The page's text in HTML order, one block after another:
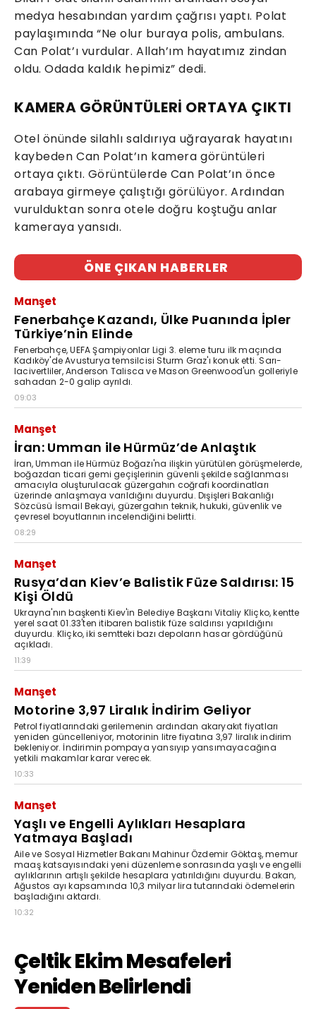
medya hesabından yardım çağrısı yaptı. Polat
paylaşımında “Ne olur buraya polis, ambulans.
Can Polat’ı vurdular. Allah’ım hayatımız zindan
oldu. Odada kaldık hepimiz” dedi.
KAMERA GÖRÜNTÜLERİ ORTAYA ÇIKTI
Otel önünde silahlı saldırıya uğrayarak hayatını
kaybeden Can Polat’ın kamera görüntüleri
ortaya çıktı. Görüntülerde Can Polat’ın önce
arabaya girmeye çalıştığı görülüyor. Ardından
vurulduktan sonra otele doğru koştuğu anlar
kameraya yansıdı.
ÖNE ÇIKAN HABERLER
Manşet
Fenerbahçe Kazandı, Ülke Puanında İpler
Türkiye’nin Elinde
Fenerbahçe, UEFA Şampiyonlar Ligi 3. eleme turu ilk maçında
Kadıköy'de Avusturya temsilcisi Sturm Graz'ı konuk etti. Sarı-
lacivertliler, Anderson Talisca ve Mason Greenwood'un golleriyle
sahadan 2-0 galip ayrıldı.
09:03
Manşet
İran: Umman ile Hürmüz’de Anlaştık
İran, Umman ile Hürmüz Boğazı'na ilişkin yürütülen görüşmelerde,
boğazdan ticari gemi geçişlerinin güvenli şekilde sağlanması
amacıyla oluşturulacak güzergahın coğrafi koordinatları
üzerinde anlaşmaya varıldığını duyurdu. Dışişleri Bakanlığı
Sözcüsü İsmail Bekayi, güzergahın teknik, hukuki, güvenlik ve
çevresel boyutlarının incelendiğini belirtti.
08:29
Manşet
Rusya’dan Kiev’e Balistik Füze Saldırısı: 15
Kişi Öldü
Ukrayna'nın başkenti Kiev'in Belediye Başkanı Vitaliy Kliçko, kentte
yerel saat 01.33'ten itibaren balistik füze saldırısı yapıldığını
duyurdu. Kliçko, iki semtteki bazı depoların hasar gördüğünü
açıkladı.
11:39
Manşet
Motorine 3,97 Liralık İndirim Geliyor
Petrol fiyatlarındaki gerilemenin ardından akaryakıt fiyatları
yeniden güncelleniyor, motorinin litre fiyatına 3,97 liralık indirim
bekleniyor. İndirimin pompaya yansıyıp yansımayacağına
yetkili makamlar karar verecek.
10:33
Manşet
Yaşlı ve Engelli Aylıkları Hesaplara
Yatmaya Başladı
Aile ve Sosyal Hizmetler Bakanı Mahinur Özdemir Göktaş, memur
maaş katsayısındaki yeni düzenleme sonrasında yaşlı ve engelli
aylıklarının artışlı şekilde hesaplara yatırıldığını duyurdu. Bakan,
Ağustos ayı kapsamında 10,3 milyar lira tutarındaki ödemelerin
başladığını aktardı.
10:32